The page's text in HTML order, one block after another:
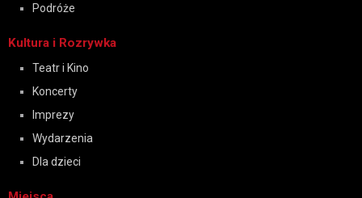
Podróże
Kultura i Rozrywka
Teatr i Kino
Koncerty
Imprezy
Wydarzenia
Dla dzieci